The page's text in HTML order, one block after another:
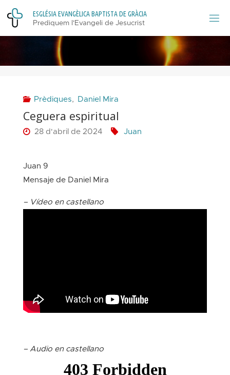
Skip
content
ESGLÉSIAEVANGÈLICABAPTISTADE GRÀCIA
Prediquem l'Evangeli de Jesucrist
Prèdiques, Daniel Mira
Ceguera espiritual
28 d'abril de 2024 Juan
Juan 9
Mensaje de Daniel Mira
– Vídeo en castellano
– Audio en castellano